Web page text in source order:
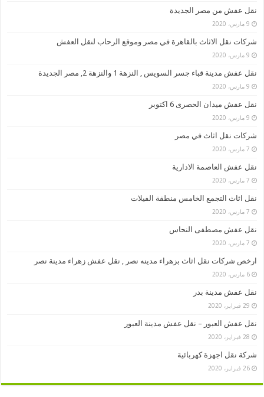
نقل عفش من مصر الجديدة
9 مارس، 2020
شركات نقل الاثاث بالقاهرة في مصر وموقع الرحاب لنقل العفش
9 مارس، 2020
نقل عفش مدينة قباء جسر السويس , النزهة 1 والنزهة 2, مصر الجديدة
9 مارس، 2020
نقل عفش ميدان الحصرى 6 اكتوبر
9 مارس، 2020
شركات نقل اثاث في مصر
7 مارس، 2020
نقل عفش العاصمة الادارية
7 مارس، 2020
نقل اثاث التجمع الخامس منطقة الفيلات
7 مارس، 2020
نقل عفش مصطفى النحاس
7 مارس، 2020
ارخص شركات نقل اثاث بزهراء مدينه نصر , نقل عفش زهراء مدينة نصر
6 مارس، 2020
نقل عفش مدينة بدر
29 فبراير، 2020
نقل عفش العبور – نقل عفش مدينة العبور
28 فبراير، 2020
شركة نقل اجهزة كهربائية
26 فبراير، 2020